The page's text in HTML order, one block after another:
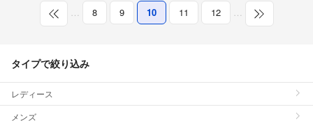
… 8 9 10 11 12 …
タイプで絞り込み
レディース
メンズ